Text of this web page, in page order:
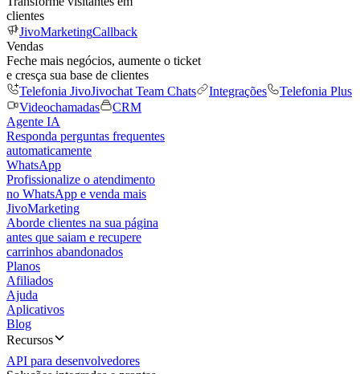
clientes
JivoMarketingCallback
Vendas
Feche mais negócios, aumente o ticket
e cresça sua base de clientes
Telefonia JivoJivochat Team Chats Integrações
Telefonia Plus
Videochamadas
CRM
Agente IA
Responda perguntas frequentes
automaticamente
WhatsApp
Profissionalize o atendimento
no WhatsApp e venda mais
JivoMarketing
Aborde clientes na sua página
antes que saiam e recupere
carrinhos abandonados
Planos
Afiliados
Ajuda
Aplicativos
Blog
Recursos
API para desenvolvedores